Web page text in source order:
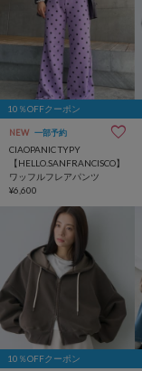
10％OFFクーポン
NEW 一部予約
CIAOPANIC TYPY
【HELLO.SANFRANCISCO】
ワッフルフレアパンツ
¥6,600
10％OFFクーポン